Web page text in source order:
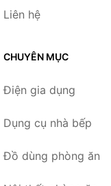
Liên hệ
CHUYÊN MỤC
Điện gia dụng
Dụng cụ nhà bếp
Đồ dùng phòng ăn